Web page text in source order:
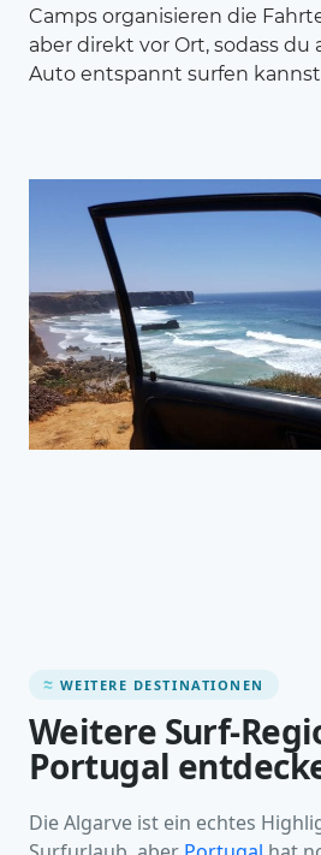
Camps organisieren die
aber direkt vor Ort, sodass du
Auto entspannt surfen
WEITERE DESTINATIONEN
Weitere Surf-
Portugal
Die Algarve ist ein echtes